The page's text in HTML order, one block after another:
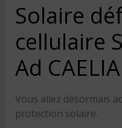
Solaire
cellulaire
Ad CAELIA
Vous allez désormais
protection solaire.